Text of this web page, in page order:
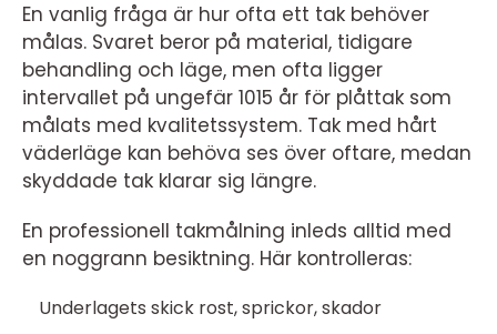
En vanlig fråga är hur ofta ett tak behöver
målas. Svaret beror på material, tidigare
behandling och läge, men ofta ligger
intervallet på ungefär 1015 år för plåttak som
målats med kvalitetssystem. Tak med hårt
väderläge kan behöva ses över oftare, medan
skyddade tak klarar sig längre.
En professionell takmålning inleds alltid med
en noggrann besiktning. Här kontrolleras:
Underlagets skick rost, sprickor, skador